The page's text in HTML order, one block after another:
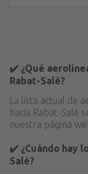
✔️ ¿Qué
Rabat-Salé?
La lista actual de
hacia Rabat-Salé
nuestra página
✔️ ¿Cuándo hay
Salé?